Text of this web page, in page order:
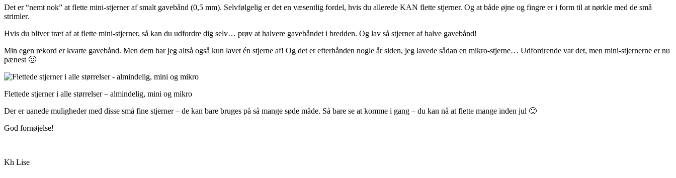
Det er “nemt nok” at flette mini-stjerner af smalt gavebånd (0,5 mm). Selvfølgelig er det en væsentlig fordel, hvis du allerede KAN flette stjerner. Og at både øjne og fingre er i form til at nørkle med de små
strimler.
Hvis du bliver træt af at flette mini-stjerner, så kan du udfordre dig selv… prøv at halvere gavebåndet i bredden. Og lav så stjerner af halve gavebånd!
Min egen rekord er kvarte gavebånd. Men dem har jeg altså også kun lavet én stjerne af! Og det er efterhånden nogle år siden, jeg lavede sådan en mikro-stjerne… Udfordrende var det, men mini-stjernerne er nu
pænest 🙂
Flettede stjerner i alle størrelser – almindelig, mini og mikro
Der er uanede muligheder med disse små fine stjerner – de kan bare bruges på så mange søde måde. Så bare se at komme i gang – du kan nå at flette mange inden jul 🙂
God fornøjelse!
Kh Lise